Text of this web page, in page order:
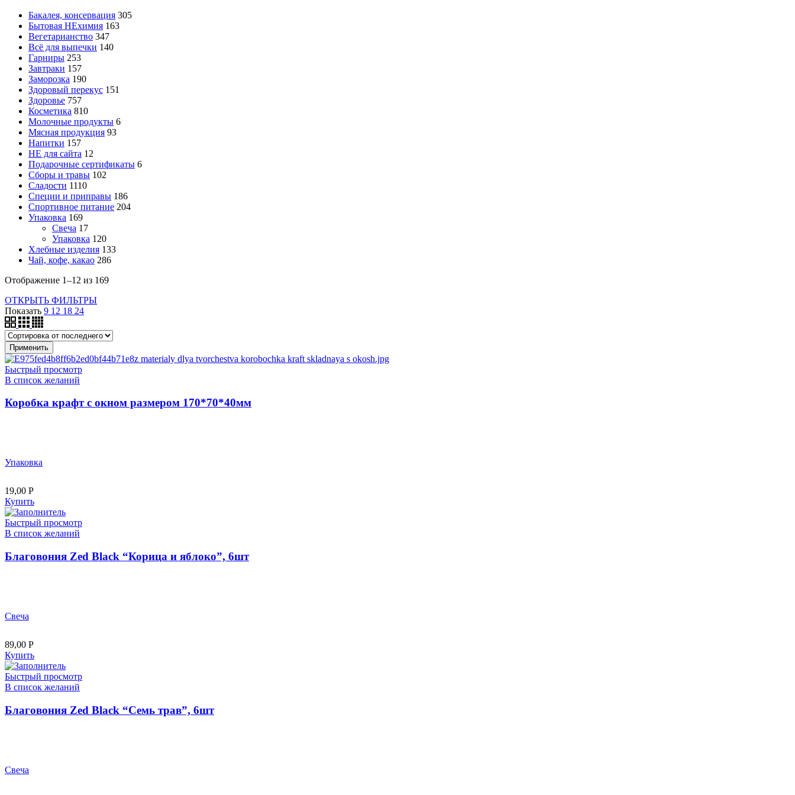
Бакалея, консервация 305
Бытовая НЕхимия 163
Вегетарианство 347
Всё для выпечки 140
Гарниры 253
Завтраки 157
Заморозка 190
Здоровый перекус 151
Здоровье 757
Косметика 810
Молочные продукты 6
Мясная продукция 93
Напитки 157
НЕ для сайта 12
Подарочные сертификаты 6
Сборы и травы 102
Сладости 1110
Специи и приправы 186
Спортивное питание 204
Упаковка 169
Свеча 17
Упаковка 120
Хлебные изделия 133
Чай, кофе, какао 286
Отображение 1–12 из 169
ОТКРЫТЬ ФИЛЬТРЫ
Показать 9 12 18 24
Применить
Быстрый просмотр
В список желаний
Коробка крафт с окном размером 170*70*40мм
Упаковка
19,00 Р
Купить
Быстрый просмотр
В список желаний
Благовония Zed Black “Корица и яблоко”, 6шт
Свеча
89,00 Р
Купить
Быстрый просмотр
В список желаний
Благовония Zed Black “Семь трав”, 6шт
Свеча